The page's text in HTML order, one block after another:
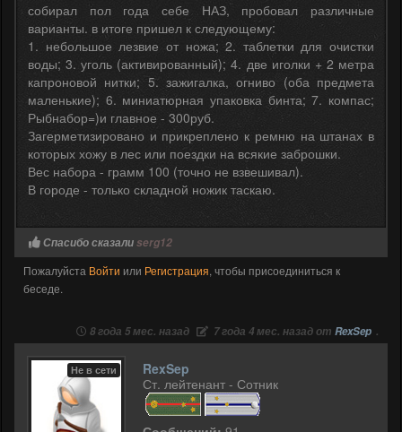
собирал пол года себе НАЗ, пробовал различные
варианты. в итоге пришел к следующему:
1. небольшое лезвие от ножа; 2. таблетки для очистки
воды; 3. уголь (активированный); 4. две иголки + 2 метра
капроновой нитки; 5. зажигалка, огниво (оба предмета
маленькие); 6. миниатюрная упаковка бинта; 7. компас;
Рыбнабор=)и главное - 300руб.
Загерметизировано и прикреплено к ремню на штанах в
которых хожу в лес или поездки на всякие заброшки.
Вес набора - грамм 100 (точно не взвешивал).
В городе - только складной ножик таскаю.
Спасибо сказалиserg12
Пожалуйста Войти или Регистрация, чтобы присоединиться к
беседе.
8 года 5 мес. назад 7 года 4 мес. назад от RexSep .
Не в сети
RexSep
Ст. лейтенант - Сотник